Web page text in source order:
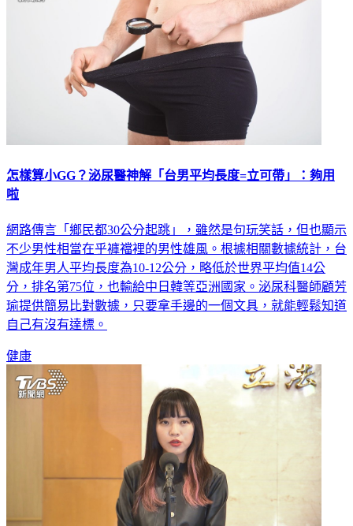
怎樣算小GG？泌尿醫神解「台男平均長度=立可帶」：夠用
啦
網路傳言「鄉民都30公分起跳」，雖然是句玩笑話，但也顯示
不少男性相當在乎褲襠裡的男性雄風。根據相關數據統計，台
灣成年男人平均長度為10-12公分，略低於世界平均值14公
分，排名第75位，也輸給中日韓等亞洲國家。泌尿科醫師顧芳
瑜提供簡易比對數據，只要拿手邊的一個文具，就能輕鬆知道
自己有沒有達標。
健康